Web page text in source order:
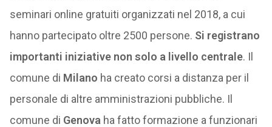
seminari online gratuiti organizzati nel 2018, a cui
hanno partecipato oltre 2500 persone. Si registrano
importanti iniziative non solo a livello centrale. Il
comune di Milano ha creato corsi a distanza per il
personale di altre amministrazioni pubbliche. Il
comune di Genova ha fatto formazione a funzionari